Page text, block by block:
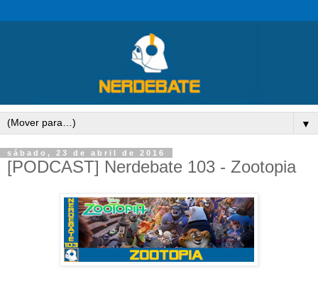
▼
sábado, 23 de abril de 2016
[PODCAST] Nerdebate 103 - Zootopia